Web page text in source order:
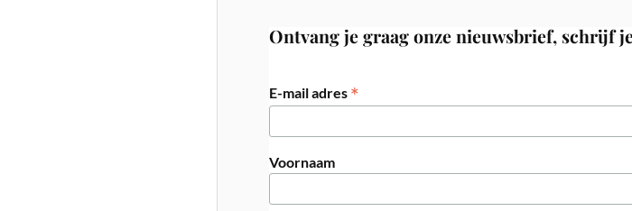
Ontvang je graag onze nieuwsbrief, schrijf
E-mail adres *
Voornaam